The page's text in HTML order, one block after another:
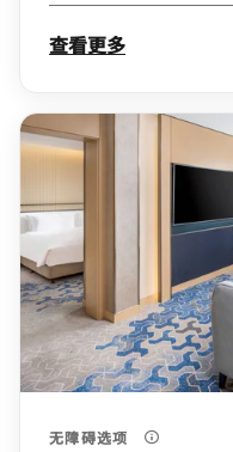
查看更多
无障碍选项